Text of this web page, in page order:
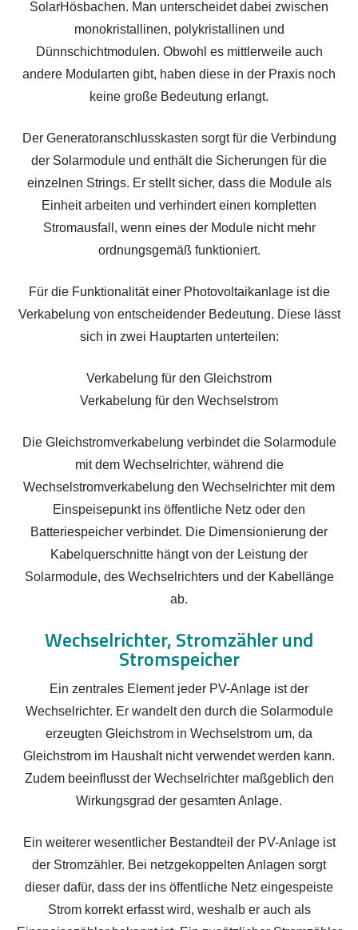
SolarHösbachen. Man unterscheidet dabei zwischen
monokristallinen, polykristallinen und
Dünnschichtmodulen. Obwohl es mittlerweile auch
andere Modularten gibt, haben diese in der Praxis noch
keine große Bedeutung erlangt.
Der Generatoranschlusskasten sorgt für die Verbindung
der Solarmodule und enthält die Sicherungen für die
einzelnen Strings. Er stellt sicher, dass die Module als
Einheit arbeiten und verhindert einen kompletten
Stromausfall, wenn eines der Module nicht mehr
ordnungsgemäß funktioniert.
Für die Funktionalität einer Photovoltaikanlage ist die
Verkabelung von entscheidender Bedeutung. Diese lässt
sich in zwei Hauptarten unterteilen:
Verkabelung für den Gleichstrom
Verkabelung für den Wechselstrom
Die Gleichstromverkabelung verbindet die Solarmodule
mit dem Wechselrichter, während die
Wechselstromverkabelung den Wechselrichter mit dem
Einspeisepunkt ins öffentliche Netz oder den
Batteriespeicher verbindet. Die Dimensionierung der
Kabelquerschnitte hängt von der Leistung der
Solarmodule, des Wechselrichters und der Kabellänge
ab.
Wechselrichter, Stromzähler und
Stromspeicher
Ein zentrales Element jeder PV-Anlage ist der
Wechselrichter. Er wandelt den durch die Solarmodule
erzeugten Gleichstrom in Wechselstrom um, da
Gleichstrom im Haushalt nicht verwendet werden kann.
Zudem beeinflusst der Wechselrichter maßgeblich den
Wirkungsgrad der gesamten Anlage.
Ein weiterer wesentlicher Bestandteil der PV-Anlage ist
der Stromzähler. Bei netzgekoppelten Anlagen sorgt
dieser dafür, dass der ins öffentliche Netz eingespeiste
Strom korrekt erfasst wird, weshalb er auch als